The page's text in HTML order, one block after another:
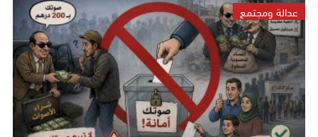
عدالة ومجتمع